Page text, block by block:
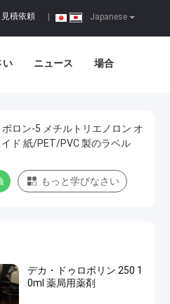
Japanese
見積依頼
い ニュース 場合
ロン-5 メチルトリエノロン オ
ド 紙/PET/PVC 製のラベル
もっと学びなさい
デカ・ドゥロボリン 250 1
0ml 薬局用薬剤